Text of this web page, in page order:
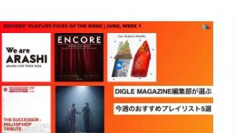
で。今週おすすめの5つをご紹介。